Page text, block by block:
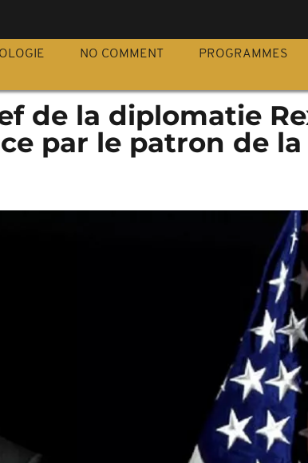
NO COMMENT PROGRAMMES
de la diplomatie
par le patron de la